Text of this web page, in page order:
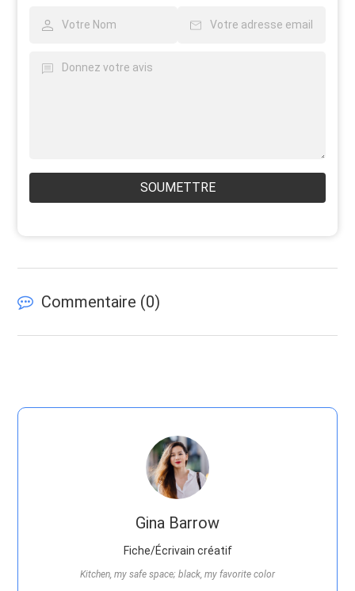
SOUMETTRE
Commentaire (0)
Gina Barrow
Fiche/Écrivain créatif
Kitchen, my safe space; black, my favorite color